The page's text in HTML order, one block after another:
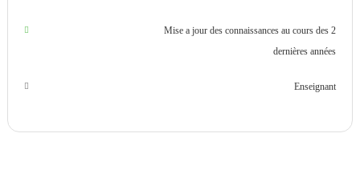
Mise a jour des connaissances au cours des 2
dernières années
Enseignant